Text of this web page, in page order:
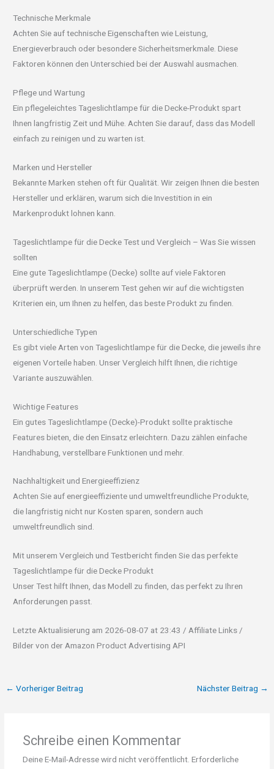
Technische Merkmale
Achten Sie auf technische Eigenschaften wie Leistung,
Energieverbrauch oder besondere Sicherheitsmerkmale. Diese
Faktoren können den Unterschied bei der Auswahl ausmachen.
Pflege und Wartung
Ein pflegeleichtes Tageslichtlampe für die Decke-Produkt spart
Ihnen langfristig Zeit und Mühe. Achten Sie darauf, dass das Modell
einfach zu reinigen und zu warten ist.
Marken und Hersteller
Bekannte Marken stehen oft für Qualität. Wir zeigen Ihnen die besten
Hersteller und erklären, warum sich die Investition in ein
Markenprodukt lohnen kann.
Tageslichtlampe für die Decke Test und Vergleich – Was Sie wissen
sollten
Eine gute Tageslichtlampe (Decke) sollte auf viele Faktoren
überprüft werden. In unserem Test gehen wir auf die wichtigsten
Kriterien ein, um Ihnen zu helfen, das beste Produkt zu finden.
Unterschiedliche Typen
Es gibt viele Arten von Tageslichtlampe für die Decke, die jeweils ihre
eigenen Vorteile haben. Unser Vergleich hilft Ihnen, die richtige
Variante auszuwählen.
Wichtige Features
Ein gutes Tageslichtlampe (Decke)-Produkt sollte praktische
Features bieten, die den Einsatz erleichtern. Dazu zählen einfache
Handhabung, verstellbare Funktionen und mehr.
Nachhaltigkeit und Energieeffizienz
Achten Sie auf energieeffiziente und umweltfreundliche Produkte,
die langfristig nicht nur Kosten sparen, sondern auch
umweltfreundlich sind.
Mit unserem Vergleich und Testbericht finden Sie das perfekte
Tageslichtlampe für die Decke Produkt
Unser Test hilft Ihnen, das Modell zu finden, das perfekt zu Ihren
Anforderungen passt.
Letzte Aktualisierung am 2026-08-07 at 23:43 / Affiliate Links /
Bilder von der Amazon Product Advertising API
← Vorheriger Beitrag Nächster Beitrag →
Schreibe einen Kommentar
Deine E-Mail-Adresse wird nicht veröffentlicht. Erforderliche